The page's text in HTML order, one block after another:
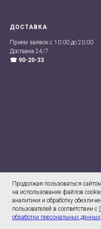
Продолжая пользоваться
на использование файлов
аналитики и обработку
пользователей в соответствии с
обработки персональных данных
ДОСТАВКА
Прием заявок с 10:00 до 20:00
Доставка 24/7
☎ 90-20-33